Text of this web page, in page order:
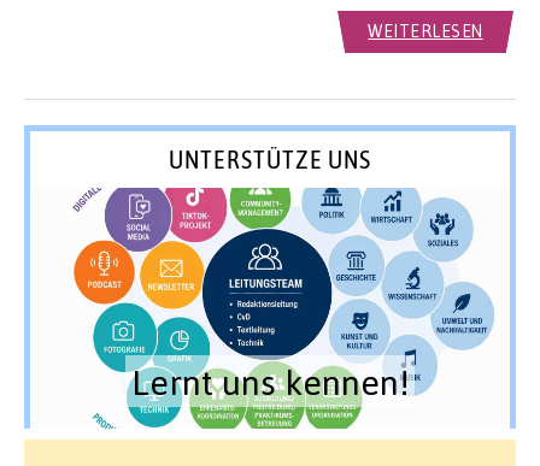
WEITERLESEN
UNTERSTÜTZE UNS
Lernt uns kennen!